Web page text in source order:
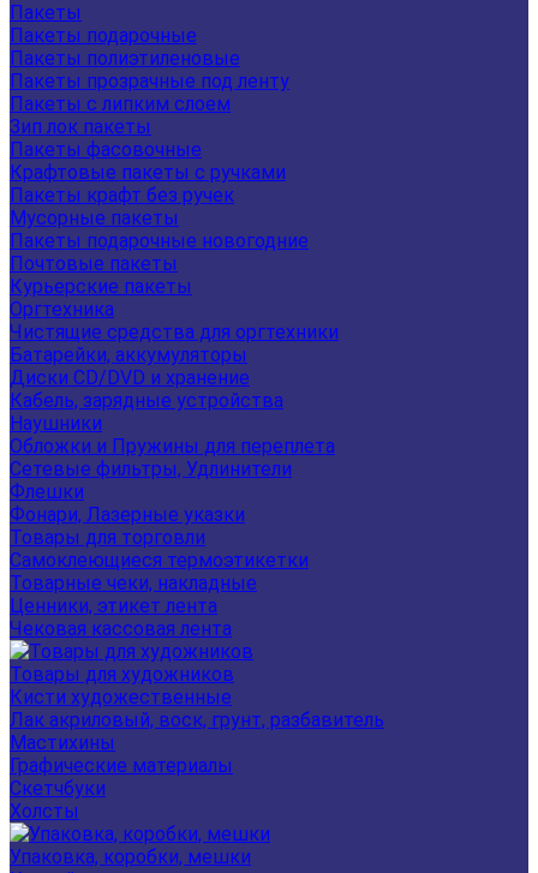
Пакеты
Пакеты подарочные
Пакеты полиэтиленовые
Пакеты прозрачные под ленту
Пакеты с липким слоем
Зип лок пакеты
Пакеты фасовочные
Крафтовые пакеты с ручками
Пакеты крафт без ручек
Мусорные пакеты
Пакеты подарочные новогодние
Почтовые пакеты
Курьерские пакеты
Оргтехника
Чистящие средства для оргтехники
Батарейки, аккумуляторы
Диски CD/DVD и хранение
Кабель, зарядные устройства
Наушники
Обложки и Пружины для переплета
Сетевые фильтры, Удлинители
Флешки
Фонари, Лазерные указки
Товары для торговли
Самоклеющиеся термоэтикетки
Товарные чеки, накладные
Ценники, этикет лента
Чековая кассовая лента
Товары для художников
Кисти художественные
Лак акриловый, воск, грунт, разбавитель
Мастихины
Графические материалы
Скетчбуки
Холсты
Упаковка, коробки, мешки